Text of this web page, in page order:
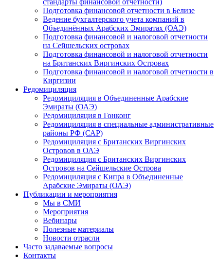
стандарты финансовой отчётности)
Подготовка финансовой отчетности в Белизе
Ведение бухгалтерского учета компаний в
Объединённых Арабских Эмиратах (ОАЭ)
Подготовка финансовой и налоговой отчетности
на Сейшельских островах
Подготовка финансовой и налоговой отчетности
на Британских Виргинских Островах
Подготовка финансовой и налоговой отчетности в
Киргизии
Редомициляция
Редомициляция в Объединенные Арабские
Эмираты (ОАЭ)
Редомициляция в Гонконг
Редомициляция в специальные административные
районы РФ (САР)
Редомициляция с Британских Виргинских
Островов в ОАЭ
Редомициляция с Британских Виргинских
Островов на Сейшельские Острова
Редомициляция с Кипра в Объединенные
Арабские Эмираты (ОАЭ)
Публикации и мероприятия
Мы в СМИ
Мероприятия
Вебинары
Полезные материалы
Новости отрасли
Часто задаваемые вопросы
Контакты